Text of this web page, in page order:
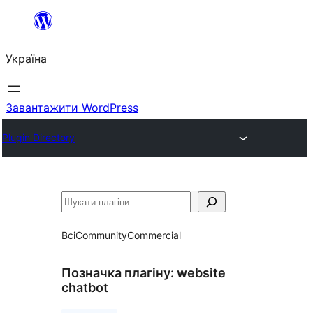
Перейти
вмісту
Україна
Завантажити WordPress
Plugin Directory
Пошук
ВсіCommunityCommercial
Позначка плагіну: website
chatbot